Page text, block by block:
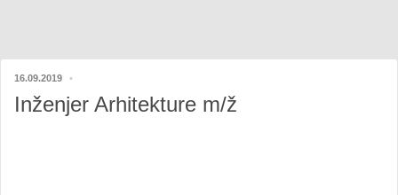
16.09.2019
Inženjer Arhitekture m/ž